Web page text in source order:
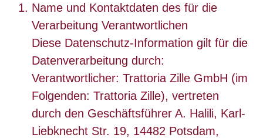
Name und Kontaktdaten des für die
Verarbeitung Verantwortlichen
Diese Datenschutz-Information gilt für die
Datenverarbeitung durch:
Verantwortlicher: Trattoria Zille GmbH (im
Folgenden: Trattoria Zille), vertreten
durch den Geschäftsführer A. Halili, Karl-
Liebknecht Str. 19, 14482 Potsdam,